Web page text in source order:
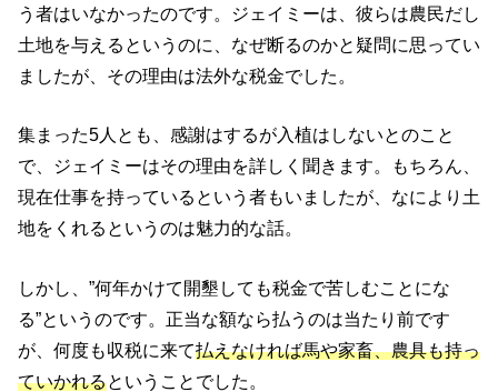
う者はいなかったのです。ジェイミーは、彼らは農民だし
土地を与えるというのに、なぜ断るのかと疑問に思ってい
ましたが、その理由は法外な税金でした。
集まった5人とも、感謝はするが入植はしないとのこと
で、ジェイミーはその理由を詳しく聞きます。もちろん、
現在仕事を持っているという者もいましたが、なにより土
地をくれるというのは魅力的な話。
しかし、”何年かけて開墾しても税金で苦しむことにな
る”というのです。正当な額なら払うのは当たり前です
が、何度も収税に来て払えなければ馬や家畜、農具も持っ
ていかれるということでした。